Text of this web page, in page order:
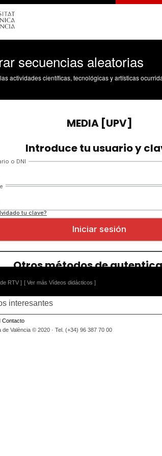
secuencias aleatorias
actividades científicas, tecnológicas y artísticas
RTV ] [ Ver más Vídeos didácticos ]
interesantes
Contacto
València © 2020 · Tel. (+34) 96 387 70 00